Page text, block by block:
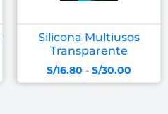
Silicona Multiusos
Transparente
S/16.80 - S/30.00